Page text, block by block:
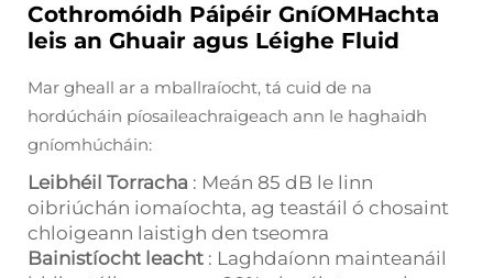
Cothromóidh Páipéir GníOMHachta
leis an Ghuair agus Léighe Fluid
Mar gheall ar a mballraíocht, tá cuid de na
hordúcháin píosaileachraigeach ann le haghaidh
gníomhúcháin:
Leibhéil Torracha : Meán 85 dB le linn
oibriúchán iomaíochta, ag teastáil ó chosaint
chloigeann laistigh den tseomra
Bainistíocht leacht : Laghdaíonn mainteanáil